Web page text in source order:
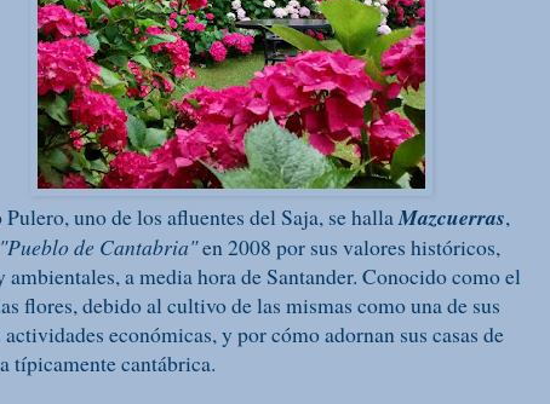
uno de los afluentes del Saja, se halla Mazcuerras,
"Pueblo de Cantabria"en 2008 por sus valores históricos,
ambientales, a media hora de Santander. Conocido como el
flores, debido al cultivo de las mismas como una de sus
económicas, y por cómo adornan sus casas de
típicamente cantábrica.